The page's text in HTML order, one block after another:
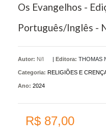
Os Evangelhos -
Português/Inglês -
Autor: N/I |Editora: THOMAS
Categoria: RELIGIÕES E
Ano: 2024
R$ 87,00